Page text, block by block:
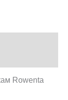
Rowenta